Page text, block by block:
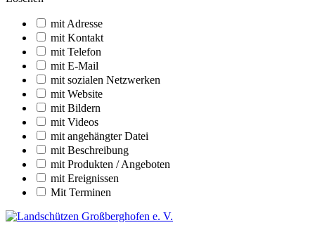
mit Adresse
mit Kontakt
mit Telefon
mit E-Mail
mit sozialen Netzwerken
mit Website
mit Bildern
mit Videos
mit angehängter Datei
mit Beschreibung
mit Produkten / Angeboten
mit Ereignissen
Mit Terminen